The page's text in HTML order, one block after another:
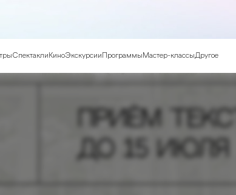
СпектаклиКиноЭкскурсии Программы Мастер-классыДругое